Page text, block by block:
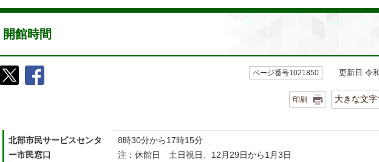
開館時間
ページ番号1021850 更新日 令和
印刷 大きな文字
北部市民サービスセンタ
ー市民窓口
8時30分から17時15分
注：休館日 土日祝日、12月29日から1月3日